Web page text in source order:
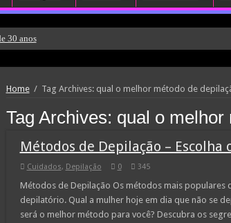
30 anos
Home / Tag Archives: qual o melhor método de
Tag Archives: qual o melhor
Métodos de Depilação – Escolha
Cuidados, Depilação 0 345
Métodos de Depilação Os métodos mais populares
depilatório. Qual a mulher hoje em dia que não se
será o melhor método para você? Descubra os